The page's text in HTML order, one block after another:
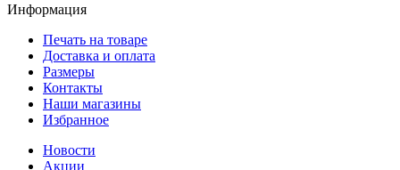
Информация
Печать на товаре
Доставка и оплата
Размеры
Контакты
Наши магазины
Избранное
Новости
Акции